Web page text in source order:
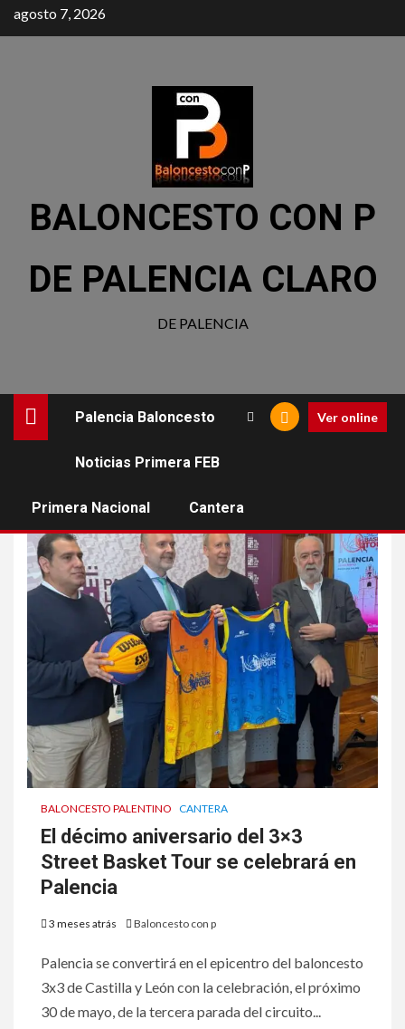
agosto 7, 2026
BALONCESTO CON P
DE PALENCIA CLARO
DE PALENCIA
Palencia Baloncesto
Noticias Primera FEB
Primera Nacional Cantera
Ver online
BALONCESTO PALENTINO CANTERA
El décimo aniversario del 3×3
Street Basket Tour se celebrará en
Palencia
3 meses atrás Baloncesto con p
Palencia se convertirá en el epicentro del baloncesto
3x3 de Castilla y León con la celebración, el próximo
30 de mayo, de la tercera parada del circuito...